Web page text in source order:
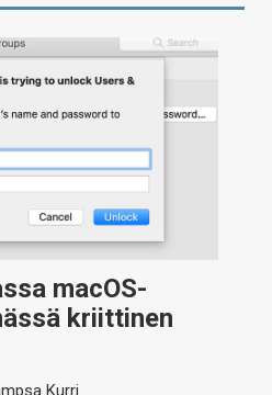
macOS-
kriittinen
Kurri